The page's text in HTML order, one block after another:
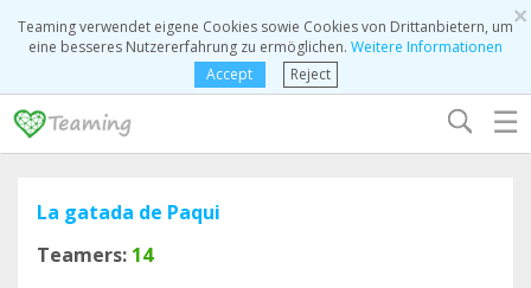
×
Teaming verwendet eigene Cookies sowie Cookies von Drittanbietern, um
eine besseres Nutzererfahrung zu ermöglichen. Weitere Informationen
Accept
Reject
☰
La gatada de Paqui
Teamers: 14